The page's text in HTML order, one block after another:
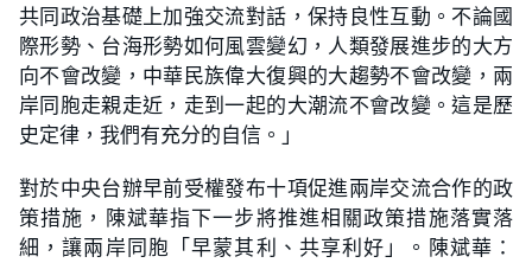
共同政治基礎上加強交流對話，保持良性互動。不論國
際形勢、台海形勢如何風雲變幻，人類發展進步的大方
向不會改變，中華民族偉大復興的大趨勢不會改變，兩
岸同胞走親走近，走到一起的大潮流不會改變。這是歷
史定律，我們有充分的自信。」
對於中央台辦早前受權發布十項促進兩岸交流合作的政
策措施，陳斌華指下一步將推進相關政策措施落實落
細，讓兩岸同胞「早蒙其利、共享利好」。陳斌華：